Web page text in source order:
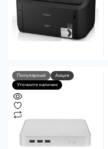
Популярный
Акция
Уточните наличие